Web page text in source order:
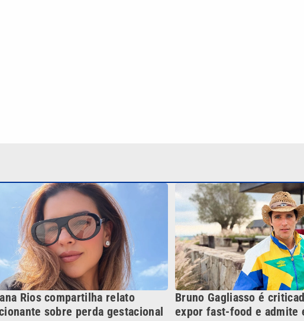
Continua após a publicidade
Cotidiano Esportes Mundo
Polícia Política Variedades